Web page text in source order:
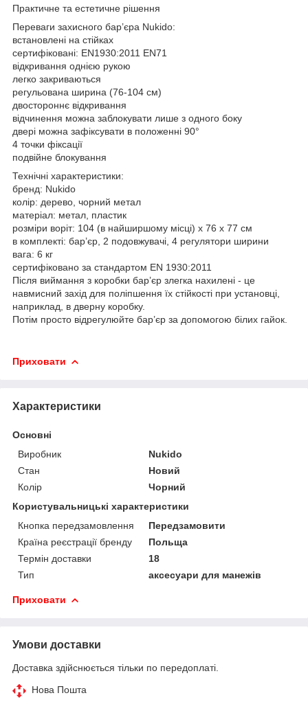
Практичне та естетичне рішення
Переваги захисного бар’єра Nukido:
встановлені на стійках
сертифіковані: EN1930:2011 EN71
відкривання однією рукою
легко закриваються
регульована ширина (76-104 см)
двостороннє відкривання
відчинення можна заблокувати лише з одного боку
двері можна зафіксувати в положенні 90°
4 точки фіксації
подвійне блокування
Технічні характеристики:
бренд: Nukido
колір: дерево, чорний метал
матеріал: метал, пластик
розміри воріт: 104 (в найширшому місці) х 76 х 77 см
в комплекті: бар’єр, 2 подовжувачі, 4 регулятори ширини
вага: 6 кг
сертифіковано за стандартом EN 1930:2011
Після виймання з коробки бар’єр злегка нахилені - це
навмисний захід для поліпшення їх стійкості при установці,
наприклад, в дверну коробку.
Потім просто відрегулюйте бар’єр за допомогою білих гайок.
Приховати
Характеристики
Основні
Виробник
Nukido
Стан
Новий
Колір
Чорний
Користувальницькі характеристики
Кнопка передзамовлення
Передзамовити
Країна реєстрації бренду
Польща
Термін доставки
18
Тип
аксесуари для манежів
Приховати
Умови доставки
Доставка здійснюється тільки по передоплаті.
Нова Пошта